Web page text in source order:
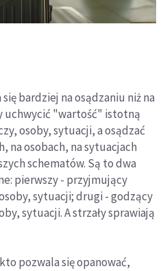
bardziej na osądzaniu niż na
uchwycić "wartość" istotną
osoby, sytuacji, a osądzać
na osobach, na sytuacjach
schematów. Są to dwa
pierwszy - przyjmujący
sytuacji; drugi - godzący
sytuacji. A strzały sprawiają
pozwala się opanować,